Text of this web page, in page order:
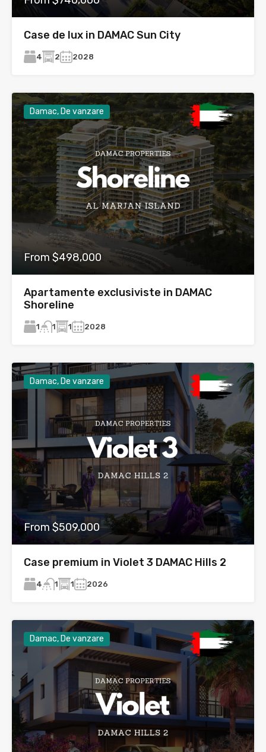
Case de lux in DAMAC Sun City
4 2 2028
Damac, De vanzare
From $498,000
Apartamente exclusiviste in DAMAC
Shoreline
1 1 1 2028
Damac, De vanzare
From $509,000
Case premium in Violet 3 DAMAC Hills 2
4 1 1 2026
Damac, De vanzare